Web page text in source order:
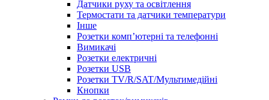
Датчики руху та освітлення
Термостати та датчики температури
Інше
Розетки комп’ютерні та телефонні
Вимикачі
Розетки електричні
Розетки USB
Розетки TV/R/SAT/Мультимедійні
Кнопки